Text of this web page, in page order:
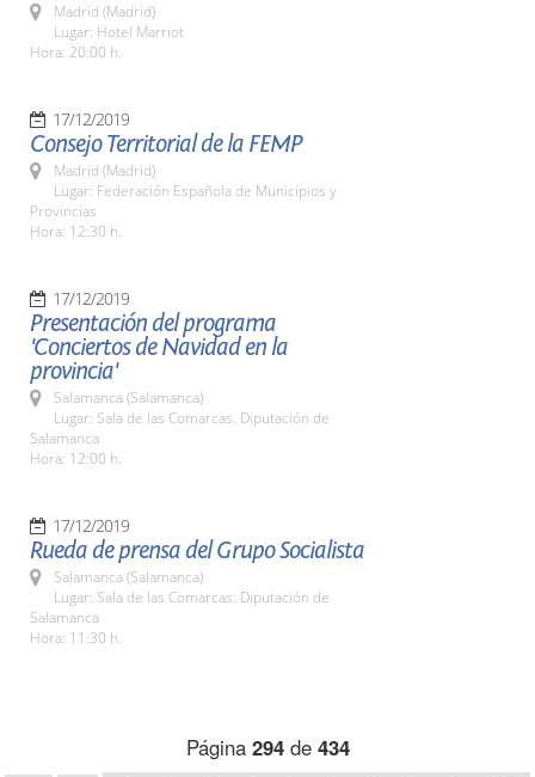
Madrid (Madrid)
Lugar: Hotel Marriot
Hora: 20:00 h.
17/12/2019
Consejo Territorial de la FEMP
Madrid (Madrid)
Lugar: Federación Española de Municipios y
Provincias
Hora: 12:30 h.
17/12/2019
Presentación del programa
'Conciertos de Navidad en la
provincia'
Salamanca (Salamanca)
Lugar: Sala de las Comarcas. Diputación de
Salamanca
Hora: 12:00 h.
17/12/2019
Rueda de prensa del Grupo Socialista
Salamanca (Salamanca)
Lugar: Sala de las Comarcas. Diputación de
Salamanca
Hora: 11:30 h.
Página 294de 434